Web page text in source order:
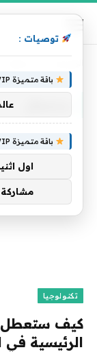
تكنولوجيا
كيف ستعطل
الرئيسية
توصيات :
باقة متميزة VIP (كود: AA86842):
باقة متميزة VIP (كود: AA38045):
اول